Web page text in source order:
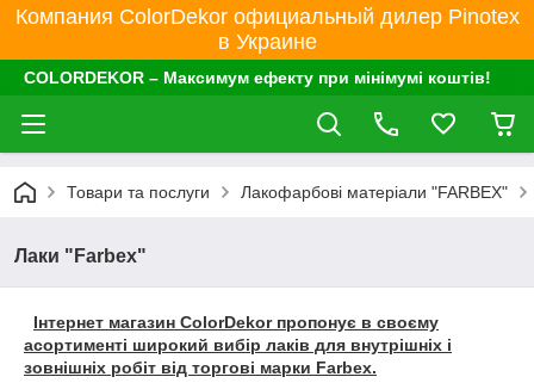
Компания ColorDekor официальный дилер Pinotex
в Украине
COLORDEKOR – Максимум ефекту при мінімумі коштів!
Товари та послуги Лакофарбові матеріали "FARBEX"
Лаки "Farbex"
Інтернет магазин ColorDekor пропонує в своєму
асортименті широкий вибір лаків для внутрішніх і
зовнішніх робіт від торгові марки Farbex.